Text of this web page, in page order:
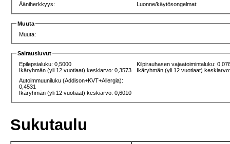
Ääniherkkyys:
Luonne/käytösongelmat:
Muuta
Muuta:
Sairausluvut
Epilepsialuku: 0,5000
Ikäryhmän (yli 12 vuotiaat) keskiarvo: 0,3573
Kilpirauhasen vajaatoimintaluku:
Ikäryhmän (yli 12 vuotiaat)
Autoimmuuniluku (Addison+KVT+Allergia):
0,4531
Ikäryhmän (yli 12 vuotiaat) keskiarvo: 0,6010
Sukutaulu